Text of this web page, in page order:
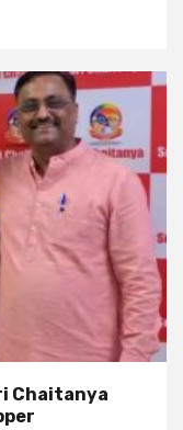
Chaitanya